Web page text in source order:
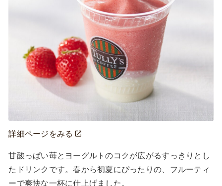
詳細ページをみる
甘酸っぱい苺とヨーグルトのコクが広がるすっきりとし
たドリンクです。春から初夏にぴったりの、フルーティ
ーで爽快な一杯に仕上げました。